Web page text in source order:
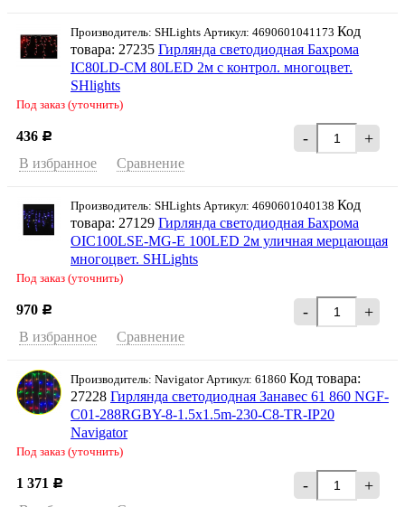
Производитель: SHLights Артикул: 4690601041173 Код
товара: 27235 Гирлянда светодиодная Бахрома
IC80LD-CM 80LED 2м с контрол. многоцвет.
SHlights
Под заказ (уточнить)
436 Р - +
В избранное Сравнение
Производитель: SHLights Артикул: 4690601040138 Код
товара: 27129 Гирлянда светодиодная Бахрома
OIC100LSE-MG-E 100LED 2м уличная мерцающая
многоцвет. SHLights
Под заказ (уточнить)
970 Р - +
В избранное Сравнение
Производитель: Navigator Артикул: 61860 Код товара:
27228 Гирлянда светодиодная Занавес 61 860 NGF-
C01-288RGBY-8-1.5x1.5m-230-C8-TR-IP20
Navigator
Под заказ (уточнить)
1 371 Р - +